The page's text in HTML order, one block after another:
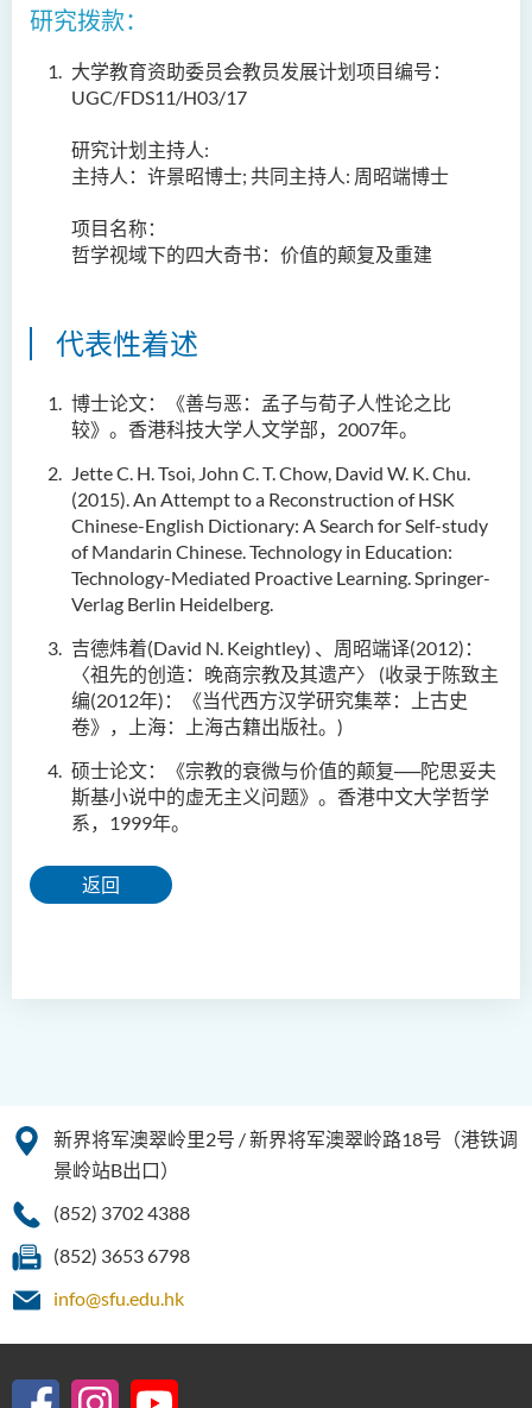
研究拨款：
大学教育资助委员会教员发展计划项目编号：
UGC/FDS11/H03/17
研究计划主持人:
主持人：许景昭博士; 共同主持人: 周昭端博士
项目名称：
哲学视域下的四大奇书：价值的颠复及重建
代表性着述
博士论文：《善与恶：孟子与荀子人性论之比
较》。香港科技大学人文学部，2007年。
Jette C. H. Tsoi, John C. T. Chow, David W. K. Chu.
(2015). An Attempt to a Reconstruction of HSK
Chinese-English Dictionary: A Search for Self-study
of Mandarin Chinese. Technology in Education:
Technology-Mediated Proactive Learning. Springer-
Verlag Berlin Heidelberg.
吉德炜着(David N. Keightley) 、周昭端译(2012)：
〈祖先的创造：晚商宗教及其遗产〉 (收录于陈致主
编(2012年)：《当代西方汉学研究集萃：上古史
卷》，上海：上海古籍出版社。)
硕士论文：《宗教的衰微与价值的颠复──陀思妥夫
斯基小说中的虚无主义问题》。香港中文大学哲学
系，1999年。
返回
人文科技研究中心
程 - 基本课程
新界将军澳翠岭里2号 / 新界将军澳翠岭路18号（港铁调
景岭站B出口）
(852) 3702 4388
(852) 3653 6798
info@sfu.edu.hk